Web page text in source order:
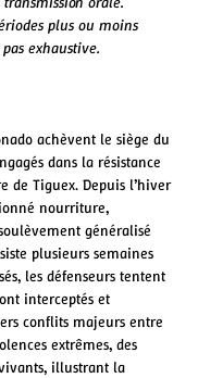
plus ou moins
exhaustive.
achèvent le siège du
dans la résistance
de Tiguex. Depuis l’hiver
nourriture,
généralisé
plusieurs semaines
les défenseurs tentent
interceptés et
conflits majeurs entre
extrêmes, des
illustrant la